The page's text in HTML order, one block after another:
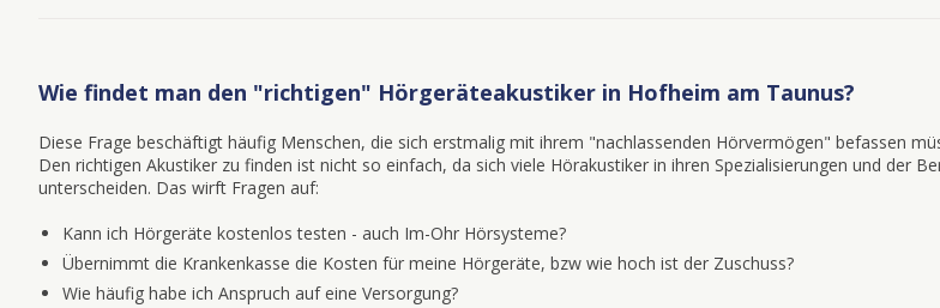
Wie findet man den "richtigen" Hörgeräteakustiker in Hofheim am Taunus?
Diese Frage beschäftigt häufig Menschen, die sich erstmalig mit ihrem "nachlassenden Hörvermögen" befassen
Den richtigen Akustiker zu finden ist nicht so einfach, da sich viele Hörakustiker in ihren Spezialisierungen und der
unterscheiden. Das wirft Fragen auf:
Kann ich Hörgeräte kostenlos testen - auch Im-Ohr Hörsysteme?
Übernimmt die Krankenkasse die Kosten für meine Hörgeräte, bzw wie hoch ist der Zuschuss?
Wie häufig habe ich Anspruch auf eine Versorgung?